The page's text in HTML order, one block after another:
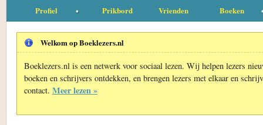
Profiel Prikbord Vrienden Boeken
Welkom op Boeklezers.nl
Boeklezers.nl is een netwerk voor sociaal lezen. Wij helpen lezers
boeken en schrijvers ontdekken, en brengen lezers met elkaar en
contact. Meer lezen »